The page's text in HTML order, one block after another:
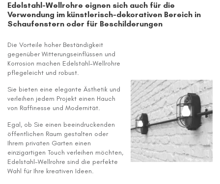
Edelstahl-Wellrohre eignen sich auch für die
Verwendung im künstlerisch-dekorativen Bereich in
Schaufenstern oder für Beschilderungen
Die Vorteile hoher Beständigkeit
gegenüber Witterungseinflüssen und
Korrosion machen Edelstahl-Wellrohre
pflegeleicht und robust.
Sie bieten eine elegante Ästhetik und
verleihen jedem Projekt einen Hauch
von Raffinesse und Modernität.
Egal, ob Sie einen beeindruckenden
öffentlichen Raum gestalten oder
Ihrem privaten Garten einen
einzigartigen Touch verleihen möchten,
Edelstahl-Wellrohre sind die perfekte
Wahl für Ihre kreativen Ideen.